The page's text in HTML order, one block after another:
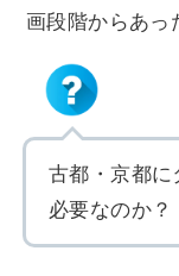
画段階からあっ
古都・京都に
必要なのか？